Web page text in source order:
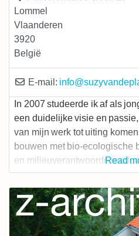
Lommel
Vlaanderen
3920
België
E-mail: info@
In 2007 studeerde ik af als
een duidelijke visie en
van mijn werk tot uiting
bouwen met bio-ecologische
en milieuverantwoorde
project krijgt zijn eigen
vertrekkende vanuit uw
waarin het gebouwd wordt.
Read